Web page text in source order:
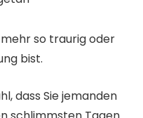
so ​​traurig oder
bist.
dass Sie jemanden